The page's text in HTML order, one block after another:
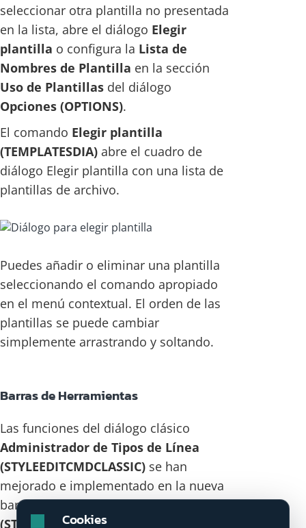
seleccionar otra plantilla no presentada
en la lista, abre el diálogo Elegir
plantilla o configura la Lista de
Nombres de Plantilla en la sección
Uso de Plantillas del diálogo
Opciones (OPTIONS).
El comando Elegir plantilla
(TEMPLATESDIA) abre el cuadro de
diálogo Elegir plantilla con una lista de
plantillas de archivo.
Puedes añadir o eliminar una plantilla
seleccionando el comando apropiado
en el menú contextual. El orden de las
plantillas se puede cambiar
simplemente arrastrando y soltando.
Barras de Herramientas
Las funciones del diálogo clásico
Administrador de Tipos de Línea
(STYLEEDITCMDCLASSIC) se han
mejorado e implementado en la nueva
barra de herramientasTipos de Línea
(STYLEEDITCMD). El editor de tipos de
Cookies